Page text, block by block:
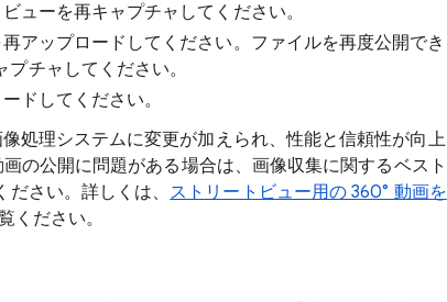
ューを再キャプチャしてください。
アップロードしてください。ファイルを再度公開でき
チャしてください。
ドしてください。
処理システムに変更が加えられ、性能と信頼性が向上
の公開に問題がある場合は、画像収集に関するベスト
さい。詳しくは、 ストリートビュー用の 360° 動画を
ください。